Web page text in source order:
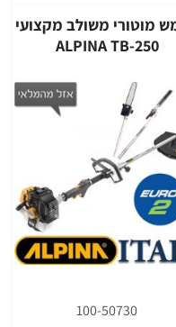
מוטורי משולב מקצועי
ALPINA TB-250
100-50730